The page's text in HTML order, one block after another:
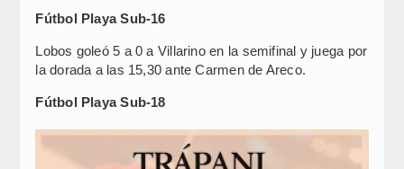
Fútbol Playa Sub-16
Lobos goleó 5 a 0 a Villarino en la semifinal y juega por
la dorada a las 15,30 ante Carmen de Areco.
Fútbol Playa Sub-18